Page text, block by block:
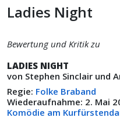
Ladies Night
Bewertung und Kritik zu
LADIES NIGHT
von Stephen Sinclair und
Regie: Folke Braband
Wiederaufnahme: 2. Mai
Komödie am